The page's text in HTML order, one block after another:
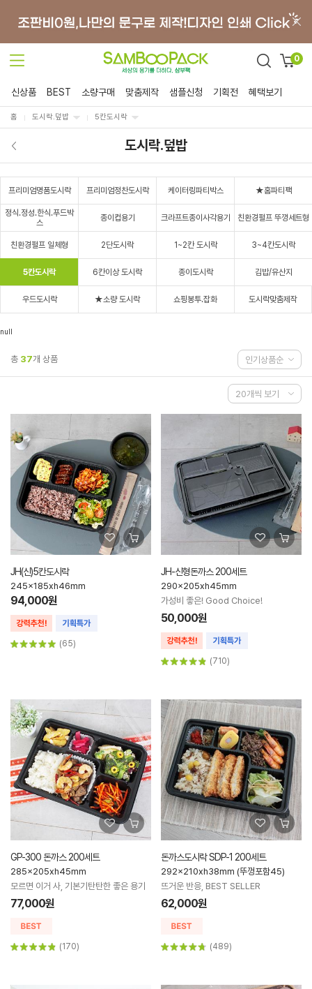
0
신상품 BEST 소량구매 맞춤제작 샘플신청 기획전 혜택보기
홈 도시락.덮밥 5칸도시락
도시락.덮밥
프리미엄명품도시락 프리미엄정찬도시락 케이터링파티박스 ★홈파티팩
정식.정성.한식.푸드박
스
종이컵용기 크라프트종이사각용기 친환경펄프 뚜껑세트형
친환경펄프 일체형 2단도시락 1~2칸 도시락 3~4칸도시락
5칸도시락 6칸이상 도시락 종이도시락 김밥/유산지
우드도시락 ★소량 도시락 쇼핑봉투.잡화 도시락맞춤제작
null
총 37개 상품
JH(신)5칸도시락
245x185xh46mm
94,000원
(65)
JH-신형돈까스 200세트
290x205xh45mm
가성비 좋은! Good Choice!
50,000원
(710)
GP-300 돈까스 200세트
285x205xh45mm
모르면 이거 사, 기본기탄탄한 좋은 용기
77,000원
(170)
돈까스도시락 SDP-1 200세트
292x210xh38mm (뚜껑포함45)
뜨거운 반응, BEST SELLER
62,000원
(489)